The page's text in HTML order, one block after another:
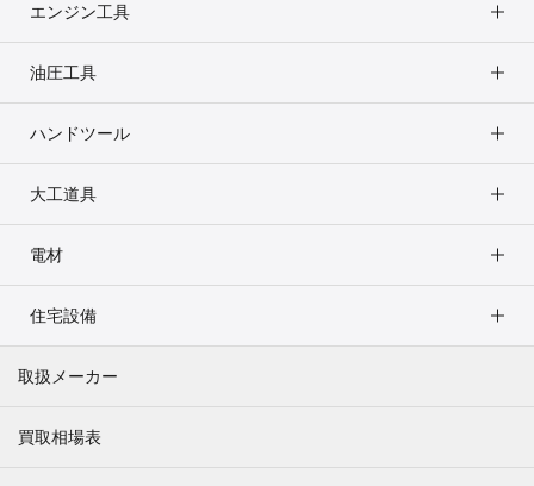
エンジン工具
油圧工具
ハンドツール
大工道具
電材
住宅設備
取扱メーカー
買取相場表